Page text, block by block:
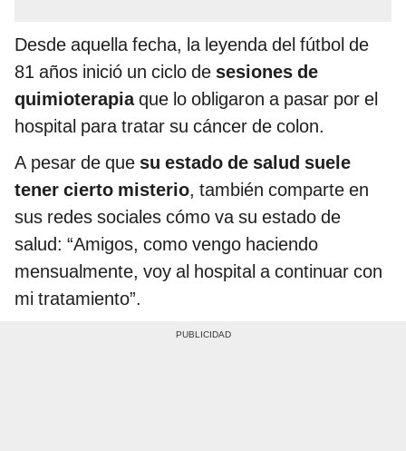
Desde aquella fecha, la leyenda del fútbol de
81 años inició un ciclo de sesiones de
quimioterapiaque lo obligaron a pasar por el
hospital para tratar su cáncer de colon.
A pesar de que su estado de salud suele
tener cierto misterio, también comparte en
sus redes sociales cómo va su estado de
salud: “Amigos, como vengo haciendo
mensualmente, voy al hospital a continuar con
mi tratamiento”.